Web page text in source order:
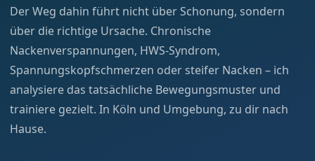
Der Weg dahin führt nicht über Schonung, sondern
über die richtige Ursache. Chronische
Nackenverspannungen, HWS-Syndrom,
Spannungskopfschmerzen oder steifer Nacken – ich
analysiere das tatsächliche Bewegungsmuster und
trainiere gezielt. In Köln und Umgebung, zu dir nach
Hause.